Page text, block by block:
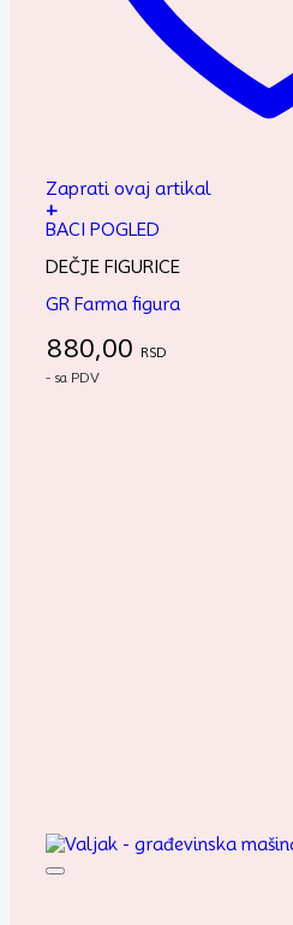
Zaprati ovaj artikal
+
BACI POGLED
DEČJE FIGURICE
GR Farma figura
880,00 RSD
- sa PDV